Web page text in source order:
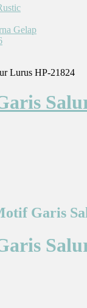
Lurus HP-21824
Garis